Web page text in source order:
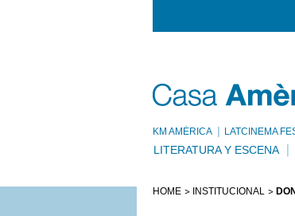
KM AMÈRICA LATCINEMA
LITERATURA Y ESCENA
HOME INSTITUCIONAL